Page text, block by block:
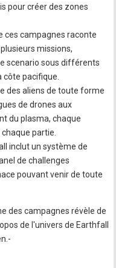
pour créer des zones
ces campagnes raconte
missions,
scenario sous différents
pacifique.
des aliens de toute forme
de drones aux
du plasma, chaque
partie.
inclut un système de
de challenges
pouvant venir de toute
des campagnes révèle de
de l'univers de Earthfall